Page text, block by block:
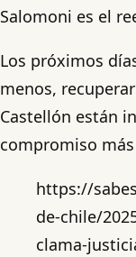
Salomoni es el
Los próximos
menos,
Castellón están
compromiso
https://
de-chile/
clama-